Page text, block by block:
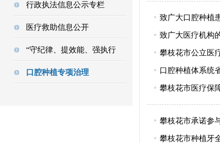
行政执法信息公示专栏
医疗救助信息公开
“守纪律、提效能、强执行
口腔种植专项治理
致广大口腔种植
致广大医疗机构
攀枝花市公立医
口腔种植体系统
攀枝花市医疗保
攀枝花市承诺参
攀枝花市种植牙